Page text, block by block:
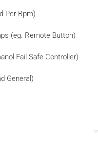
Per Rpm)
(eg. Remote Button)
Fail Safe Controller)
General)